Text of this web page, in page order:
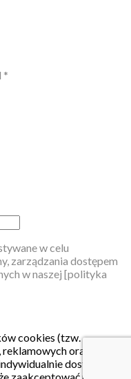
*
w celu
zarządzania dostępem
w naszej [polityka
cookies (tzw.
oraz
dostosować
zaakceptować pliki